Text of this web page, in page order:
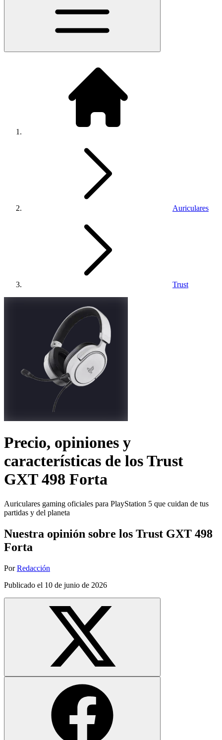
Auriculares
Trust
Precio, opiniones y
características de losTrust
GXT 498 Forta
Auriculares gaming oficiales para PlayStation 5 que cuidan de tus
partidas y del planeta
Nuestra opinión sobre los Trust GXT 498
Forta
Por Redacción
Publicado el 10 de junio de 2026